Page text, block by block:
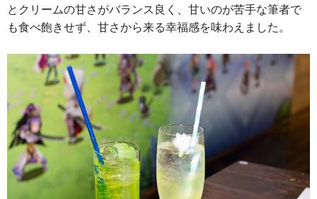
とクリームの甘さがバランス良く、甘いのが苦手な筆者で
も食べ飽きせず、甘さから来る幸福感を味わえました。